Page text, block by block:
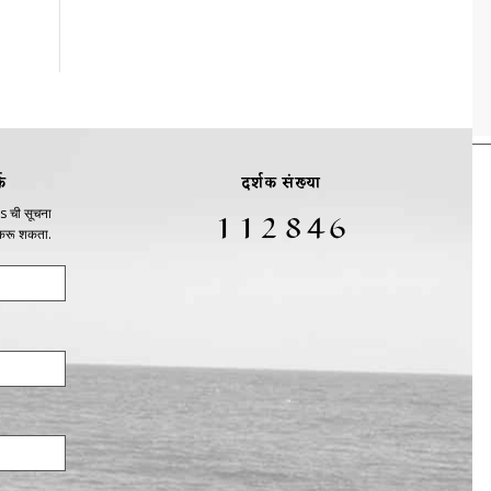
ची सूचना
शकता.
दर्शक संख्या